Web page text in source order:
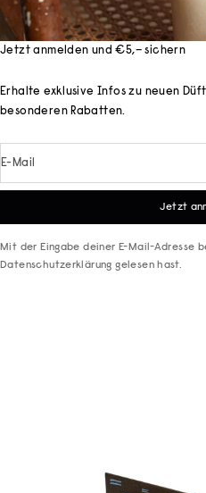
Jetzt anmelden und €5,– sichern
Erhalte exklusive Infos zu neuen
besonderen Rabatten.
E-Mail
Jetzt
Mit der Eingabe deiner E-Mail-Adresse
Datenschutzerklärung gelesen hast.